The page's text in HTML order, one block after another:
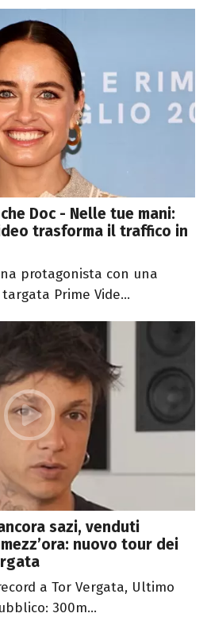
Doc - Nelle tue mani:
trasforma il traffico in
protagonista con una
Prime Vide...
sazi, venduti
nuovo tour dei
a Tor Vergata, Ultimo
300m...